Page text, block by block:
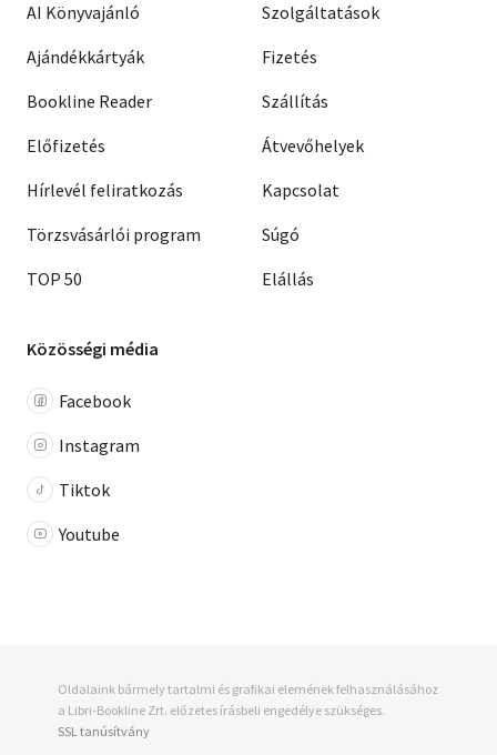
AI Könyvajánló
Ajándékkártyák
Bookline Reader
Előfizetés
Hírlevél feliratkozás
Törzsvásárlói program
TOP 50
Szolgáltatások
Fizetés
Szállítás
Átvevőhelyek
Kapcsolat
Súgó
Elállás
Közösségi média
Facebook
Instagram
Tiktok
Youtube
Oldalaink bármely tartalmi és grafikai elemének felhasználásához
a Libri-Bookline Zrt. előzetes írásbeli engedélye szükséges.
SSL tanúsítvány